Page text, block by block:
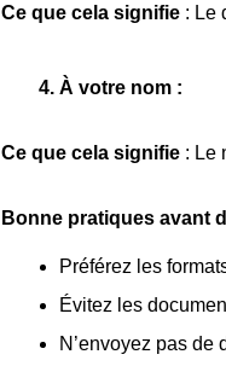
Ce que cela signifie : Le
À votre nom :
Ce que cela signifie : Le
Bonne pratiques avant
Préférez les
Évitez les
N’envoyez pas